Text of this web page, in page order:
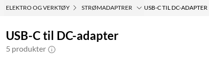
ELEKTRO OG VERKTØY STRØMADAPTRER USB-C TIL DC-ADAPTER
USB-C til DC-adapter
5 produkter